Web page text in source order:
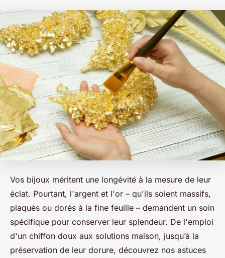
Vos bijoux méritent une longévité à la mesure de leur
éclat. Pourtant, l'argent et l'or – qu'ils soient massifs,
plaqués ou dorés à la fine feuille – demandent un soin
spécifique pour conserver leur splendeur. De l'emploi
d'un chiffon doux aux solutions maison, jusqu’à la
préservation de leur dorure, découvrez nos astuces